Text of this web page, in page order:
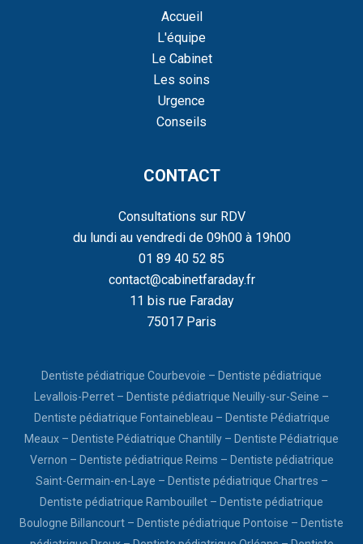
Accueil
L'équipe
Le Cabinet
Les soins
Urgence
Conseils
CONTACT
Consultations sur RDV
du lundi au vendredi de 09h00 à 19h00
01 89 40 52 85
contact@cabinetfaraday.fr
11 bis rue Faraday
75017 Paris
Dentiste pédiatrique Courbevoie – Dentiste pédiatrique
Levallois-Perret – Dentiste pédiatrique Neuilly-sur-Seine –
Dentiste pédiatrique Fontainebleau – Dentiste Pédiatrique
Meaux – Dentiste Pédiatrique Chantilly – Dentiste Pédiatrique
Vernon – Dentiste pédiatrique Reims – Dentiste pédiatrique
Saint-Germain-en-Laye – Dentiste pédiatrique Chartres –
Dentiste pédiatrique Rambouillet – Dentiste pédiatrique
Boulogne Billancourt – Dentiste pédiatrique Pontoise – Dentiste